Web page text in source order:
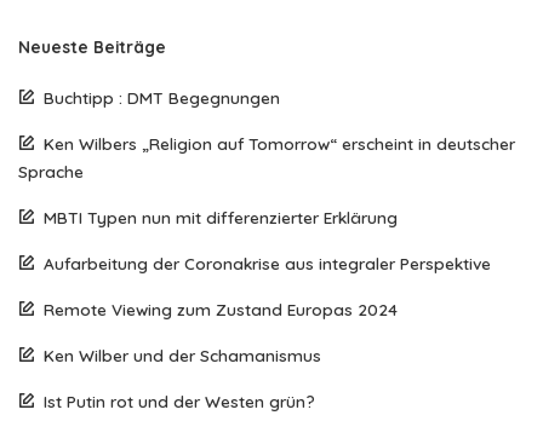
Neueste Beiträge
Buchtipp : DMT Begegnungen
Ken Wilbers „Religion auf Tomorrow“ erscheint in deutscher
Sprache
MBTI Typen nun mit differenzierter Erklärung
Aufarbeitung der Coronakrise aus integraler Perspektive
Remote Viewing zum Zustand Europas 2024
Ken Wilber und der Schamanismus
Ist Putin rot und der Westen grün?